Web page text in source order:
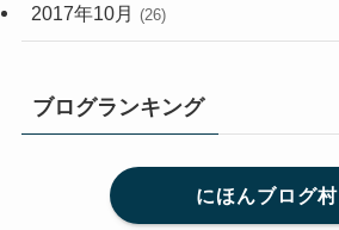
2017年10月 (26)
ブログランキング
にほんブログ村